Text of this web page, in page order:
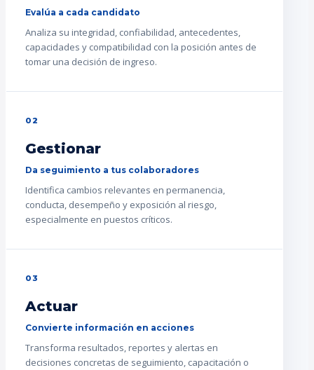
Evalúa a cada candidato
Analiza su integridad, confiabilidad, antecedentes,
capacidades y compatibilidad con la posición antes de
tomar una decisión de ingreso.
02
Gestionar
Da seguimiento a tus colaboradores
Identifica cambios relevantes en permanencia,
conducta, desempeño y exposición al riesgo,
especialmente en puestos críticos.
03
Actuar
Convierte información en acciones
Transforma resultados, reportes y alertas en
decisiones concretas de seguimiento, capacitación o